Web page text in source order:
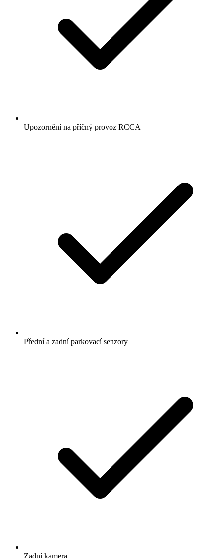
Upozornění na příčný provoz RCCA
Přední a zadní parkovací senzory
Zadní kamera